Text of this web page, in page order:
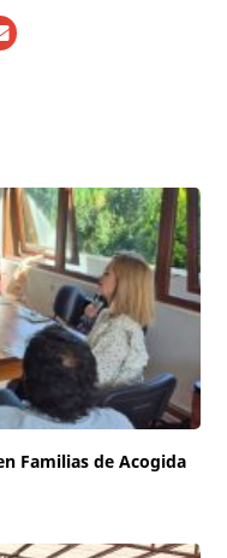
Familias de Acogida